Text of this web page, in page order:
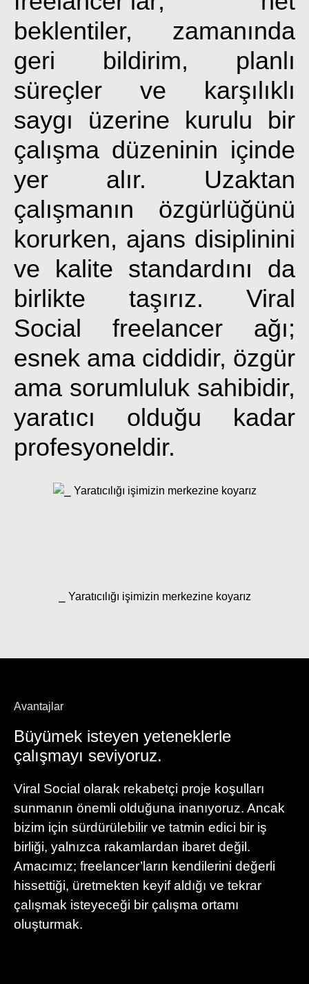
beklentiler, zamanında
geri bildirim, planlı
süreçler ve karşılıklı
saygı üzerine kurulu bir
çalışma düzeninin içinde
yer alır. Uzaktan
çalışmanın özgürlüğünü
korurken, ajans disiplinini
ve kalite standardını da
birlikte taşırız. Viral
Social freelancer ağı;
esnek ama ciddidir, özgür
ama sorumluluk sahibidir,
yaratıcı olduğu kadar
profesyoneldir.
⎯ Yaratıcılığı işimizin merkezine koyarız
Avantajlar
Büyümek isteyen yeteneklerle
çalışmayı seviyoruz.
Viral Social olarak rekabetçi proje koşulları
sunmanın önemli olduğuna inanıyoruz. Ancak
bizim için sürdürülebilir ve tatmin edici bir iş
birliği, yalnızca rakamlardan ibaret değil.
Amacımız; freelancer’ların kendilerini değerli
hissettiği, üretmekten keyif aldığı ve tekrar
çalışmak isteyeceği bir çalışma ortamı
oluşturmak.